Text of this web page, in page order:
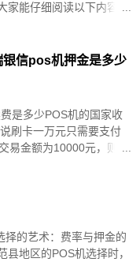
家能仔细阅读以下内容，
普信pos机押金是多少
是多少POS机的国家收
刷卡一万元只需要支付
易金额为10000元，则当
择的艺术：费率与押金的
地区的POS机选择时，